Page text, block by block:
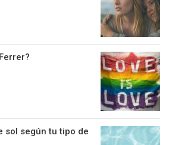
sol según tu tipo de